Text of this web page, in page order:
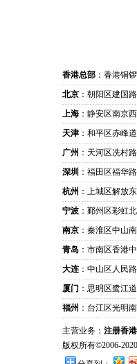
香港总部 ：香港铜
北京 ：朝阳区建国
上海 ：静安区南京
天津 ：和平区赤峰
广州 ：天河区冼村
深圳 ：福田区福华
杭州 ：上城区解放
宁波 ：鄞州区彩虹
南京 ：秦淮区中山
青岛 ：市南区香港
大连 ：中山区人民
厦门 ：思明区鹭江
福州 ：台江区光明
主营业务： 注册香
版权所有©2006-